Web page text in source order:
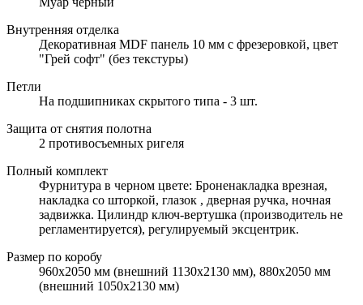
Внутренняя отделка
Декоративная MDF панель 10 мм с фрезеровкой, цвет
"Грей софт" (без текстуры)
Петли
На подшипниках скрытого типа - 3 шт.
Защита от снятия полотна
2 противосъемных ригеля
Полный комплект
Фурнитура в черном цвете: Броненакладка врезная,
накладка со шторкой, глазок , дверная ручка, ночная
задвижка. Цилиндр ключ-вертушка (производитель не
регламентируется), регулируемый эксцентрик.
Размер по коробу
960х2050 мм (внешний 1130х2130 мм), 880х2050 мм
(внешний 1050х2130 мм)